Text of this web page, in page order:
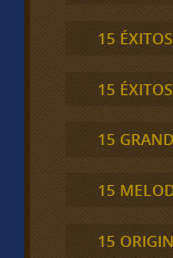
15
15
15
15
15